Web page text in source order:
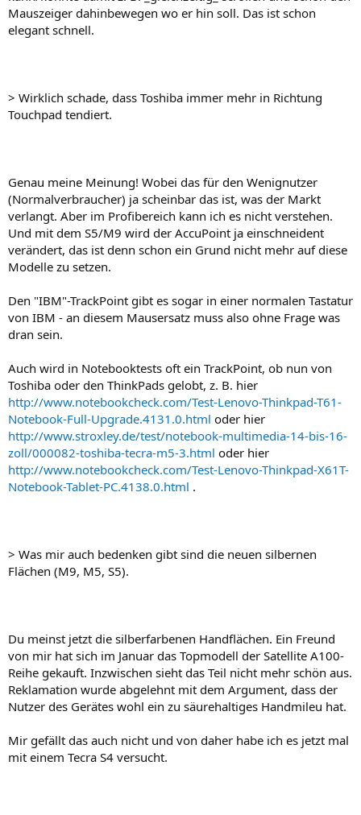
Mauszeiger dahinbewegen wo er hin soll. Das ist schon
elegant schnell.
> Wirklich schade, dass Toshiba immer mehr in Richtung
Touchpad tendiert.
Genau meine Meinung! Wobei das für den Wenignutzer
(Normalverbraucher) ja scheinbar das ist, was der Markt
verlangt. Aber im Profibereich kann ich es nicht verstehen.
Und mit dem S5/M9 wird der AccuPoint ja einschneident
verändert, das ist denn schon ein Grund nicht mehr auf diese
Modelle zu setzen.
Den "IBM"-TrackPoint gibt es sogar in einer normalen Tastatur
von IBM - an diesem Mausersatz muss also ohne Frage was
dran sein.
Auch wird in Notebooktests oft ein TrackPoint, ob nun von
Toshiba oder den ThinkPads gelobt, z. B. hier
http://www.notebookcheck.com/Test-Lenovo-Thinkpad-T61-
Notebook-Full-Upgrade.4131.0.html oder hier
http://www.stroxley.de/test/notebook-multimedia-14-bis-16-
zoll/000082-toshiba-tecra-m5-3.html oder hier
http://www.notebookcheck.com/Test-Lenovo-Thinkpad-X61T-
Notebook-Tablet-PC.4138.0.html .
> Was mir auch bedenken gibt sind die neuen silbernen
Flächen (M9, M5, S5).
Du meinst jetzt die silberfarbenen Handflächen. Ein Freund
von mir hat sich im Januar das Topmodell der Satellite A100-
Reihe gekauft. Inzwischen sieht das Teil nicht mehr schön aus.
Reklamation wurde abgelehnt mit dem Argument, dass der
Nutzer des Gerätes wohl ein zu säurehaltiges Handmileu hat.
Mir gefällt das auch nicht und von daher habe ich es jetzt mal
mit einem Tecra S4 versucht.